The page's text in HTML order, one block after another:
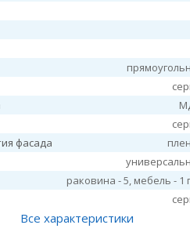
фасада
раковина - 5, мебель - 1
Все характеристики